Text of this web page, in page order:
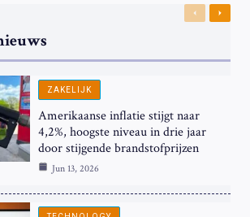
Previous
Next
ZAKELIJK
Amerikaanse inflatie stijgt naar
4,2%, hoogste niveau in drie jaar
door stijgende brandstofprijzen
Jun 13, 2026